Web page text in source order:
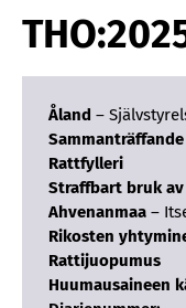
Åland –
Rattfylleri
Straffbart bruk
Ahvenanmaa –
Rikosten
Rattijuopumus
Huumausaineen